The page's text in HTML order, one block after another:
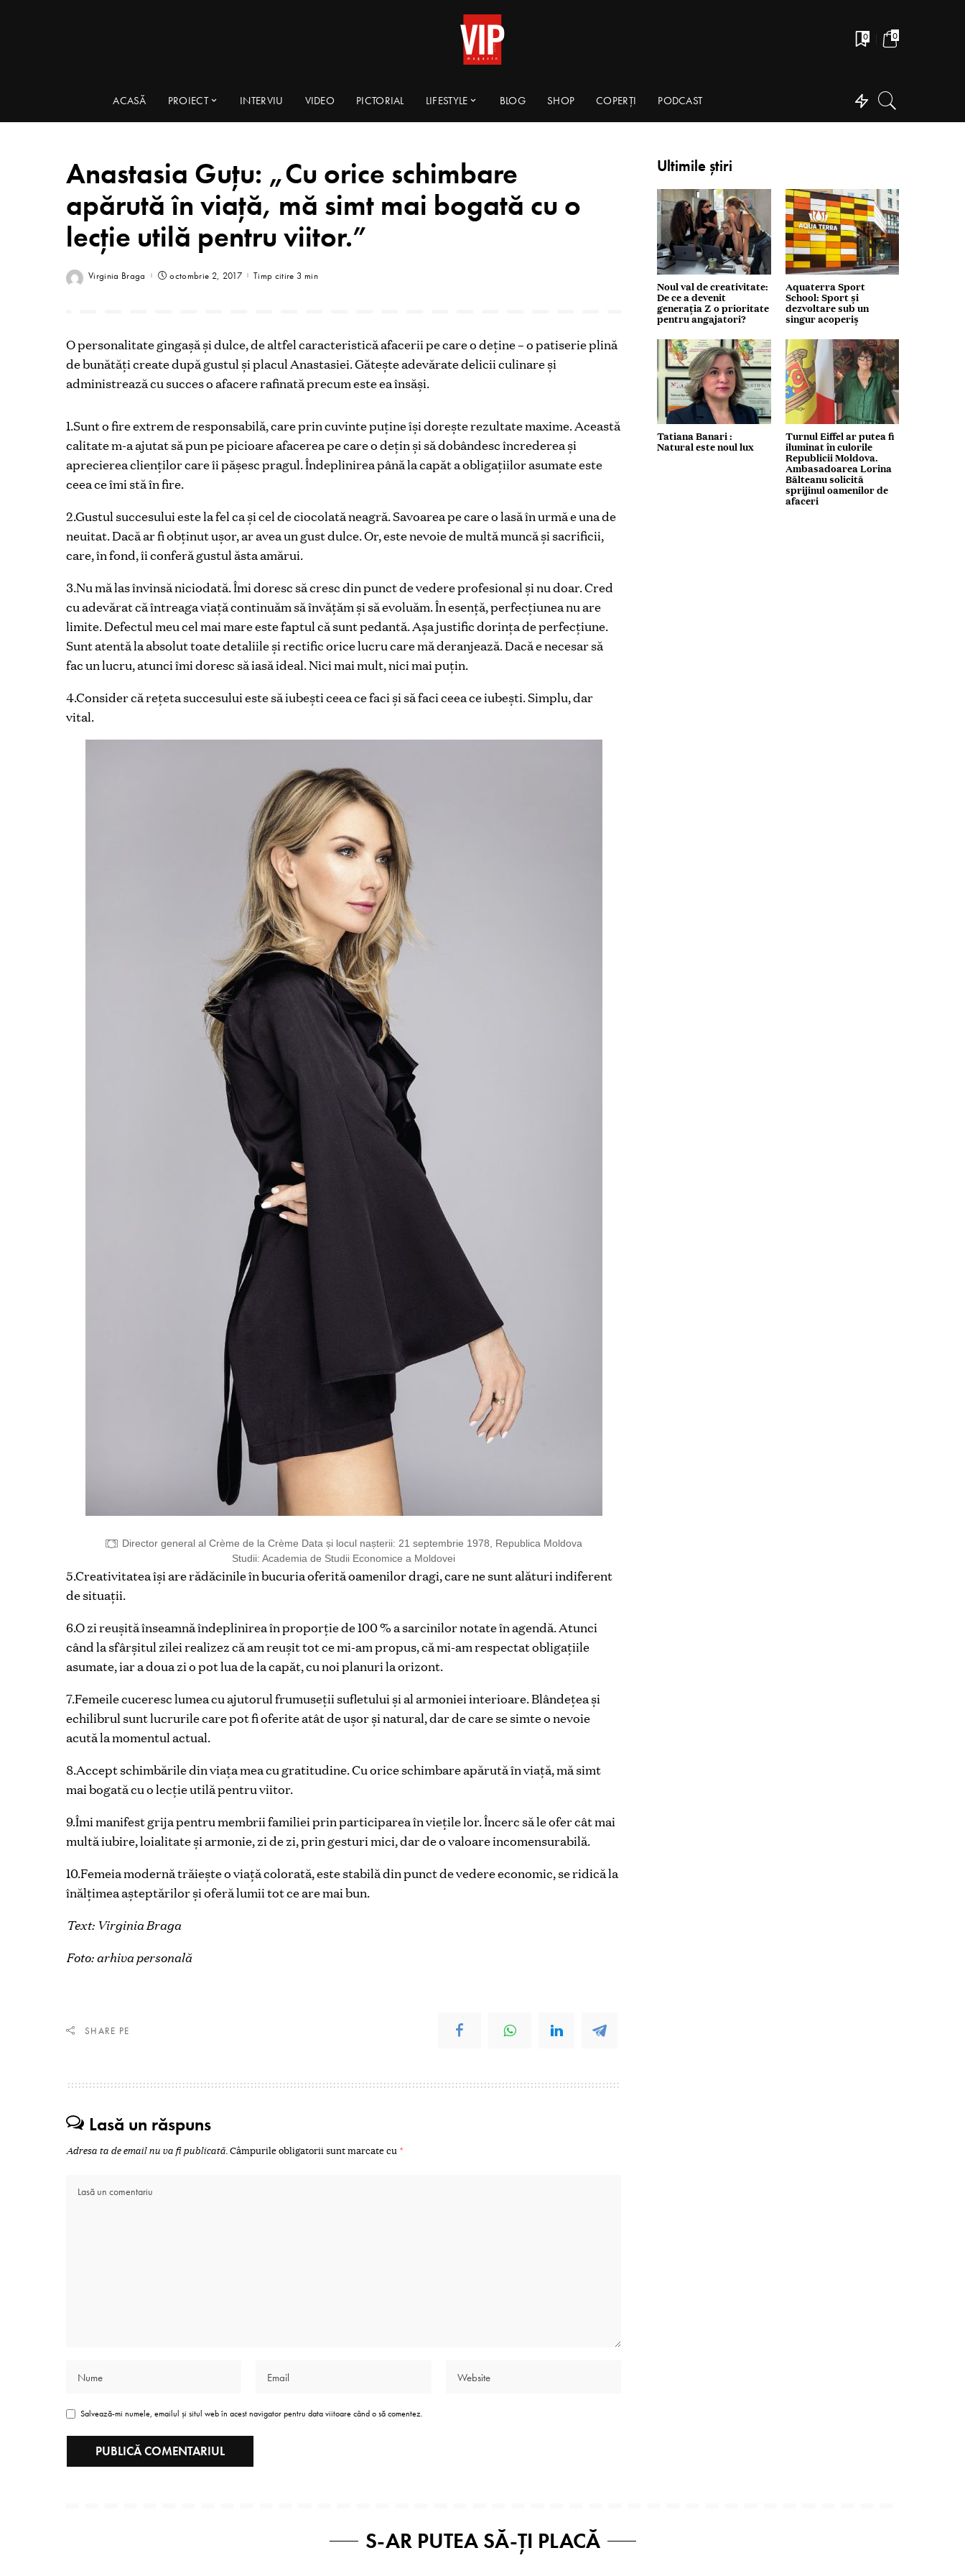
0 0
ACASĂ PROIECT INTERVIU VIDEO PICTORIAL LIFESTYLE BLOG SHOP COPERȚI PODCAST
Anastasia Guţu: „Cu orice schimbare
apărută în viață, mă simt mai bogată cu o
lecție utilă pentru viitor.”
Virginia Braga octombrie 2, 2017 Timp citire 3 min
O personalitate gingașă și dulce, de altfel caracteristică afacerii pe care o deține – o patiserie plină
de bunătăți create după gustul și placul Anastasiei. Gătește adevărate delicii culinare și
administrează cu succes o afacere rafinată precum este ea însăși.
1.Sunt o fire extrem de responsabilă, care prin cuvinte puține își dorește rezultate maxime. Această
calitate m-a ajutat să pun pe picioare afacerea pe care o dețin și să dobândesc încrederea și
aprecierea clienților care îi pășesc pragul. Îndeplinirea până la capăt a obligațiilor asumate este
ceea ce îmi stă în fire.
2.Gustul succesului este la fel ca și cel de ciocolată neagră. Savoarea pe care o lasă în urmă e una de
neuitat. Dacă ar fi obținut ușor, ar avea un gust dulce. Or, este nevoie de multă muncă și sacrificii,
care, în fond, îi conferă gustul ăsta amărui.
3.Nu mă las învinsă niciodată. Îmi doresc să cresc din punct de vedere profesional și nu doar. Cred
cu adevărat că întreaga viață continuăm să învățăm și să evoluăm. În esenţă, perfecțiunea nu are
limite. Defectul meu cel mai mare este faptul că sunt pedantă. Așa justific dorința de perfecțiune.
Sunt atentă la absolut toate detaliile și rectific orice lucru care mă deranjează. Dacă e necesar să
fac un lucru, atunci îmi doresc să iasă ideal. Nici mai mult, nici mai puțin.
4.Consider că rețeta succesului este să iubești ceea ce faci și să faci ceea ce iubești. Simplu, dar
vital.
Director general al Crème de la Crème Data și locul nașterii: 21 septembrie 1978, Republica Moldova
Studii: Academia de Studii Economice a Moldovei
5.Creativitatea își are rădăcinile în bucuria oferită oamenilor dragi, care ne sunt alături indiferent
de situații.
6.O zi reușită înseamnă îndeplinirea în proporție de 100 % a sarcinilor notate în agendă. Atunci
când la sfârșitul zilei realizez că am reușit tot ce mi-am propus, că mi-am respectat obligațiile
asumate, iar a doua zi o pot lua de la capăt, cu noi planuri la orizont.
7.Femeile cuceresc lumea cu ajutorul frumuseții sufletului și al armoniei interioare. Blândețea și
echilibrul sunt lucrurile care pot fi oferite atât de ușor și natural, dar de care se simte o nevoie
acută la momentul actual.
8.Accept schimbările din viața mea cu gratitudine. Cu orice schimbare apărută în viață, mă simt
mai bogată cu o lecție utilă pentru viitor.
9.Îmi manifest grija pentru membrii familiei prin participarea în viețile lor. Încerc să le ofer cât mai
multă iubire, loialitate și armonie, zi de zi, prin gesturi mici, dar de o valoare incomensurabilă.
10.Femeia modernă trăiește o viață colorată, este stabilă din punct de vedere economic, se ridică la
înălțimea așteptărilor și oferă lumii tot ce are mai bun.
Text: Virginia Braga
Foto: arhiva personală
SHARE PE
Lasă un răspuns
Adresa ta de email nu va fi publicată.Câmpurile obligatorii sunt marcate cu *
Salvează-mi numele, emailul și situl web în acest navigator pentru data viitoare când o să comentez.
Ultimile știri
Noul val de creativitate:
De ce a devenit
generația Z o prioritate
pentru angajatori?
Aquaterra Sport
School: Sport și
dezvoltare sub un
singur acoperiș
Tatiana Banari :
Natural este noul lux
Turnul Eiffel ar putea fi
iluminat în culorile
Republicii Moldova.
Ambasadoarea Lorina
Bălteanu solicită
sprijinul oamenilor de
afaceri
S-AR PUTEA SĂ-ȚI PLACĂ